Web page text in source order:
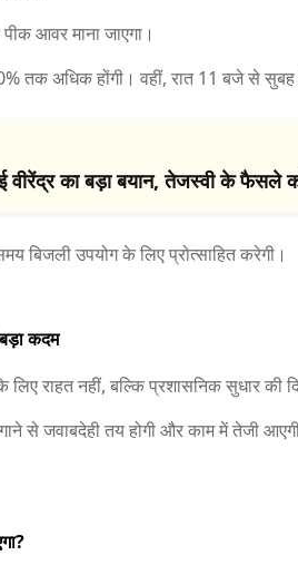
आवर माना जाएगा।
तक अधिक होंगी। वहीं, रात 11 बजे से
वीरेंद्र का बड़ा बयान, तेजस्वी के फैसले
बिजली उपयोग के लिए प्रोत्साहित करेगी।
कदम
राहत नहीं, बल्कि प्रशासनिक सुधार की
से जवाबदेही तय होगी और काम में तेजी